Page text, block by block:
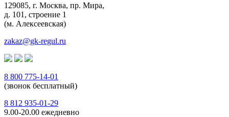
129085, г. Москва, пр. Мира,
д. 101, строение 1
(м. Алексеевская)
zakaz@gk-regul.ru
8 800 775-14-01
(звонок бесплатный)
8 812 935-01-29
9.00-20.00 ежедневно